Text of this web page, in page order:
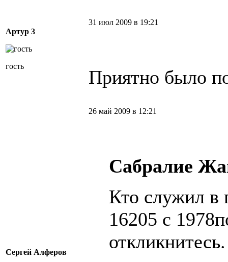
Артур 3
гость
31 июл 2009 в 19:21
Приятно было
Сергей Алферов
26 май 2009 в 12:21
Сабралие
Кто служил в
16205 с
откликнитесь.